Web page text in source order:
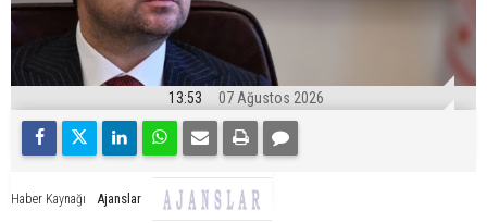
13:53 07 Ağustos 2026
Haber Kaynağı Ajanslar